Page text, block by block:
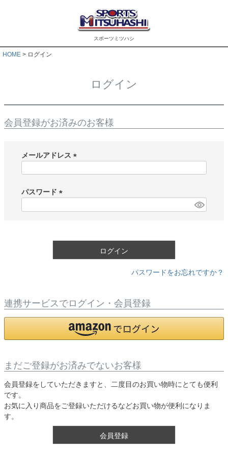
スポーツミツハシ
HOME ログイン
ログイン
会員登録がお済みのお客様
メールアドレス
)
パスワード
ログイン
パスワードをお忘れですか？
連携サービスでログイン・会員登録
まだご登録がお済みでないお客様
会員登録をしていただきますと、二度目のお買い物時にとても便利
です。
お気に入り商品をご登録いただけるなどお買い物が便利になりま
す。
会員登録